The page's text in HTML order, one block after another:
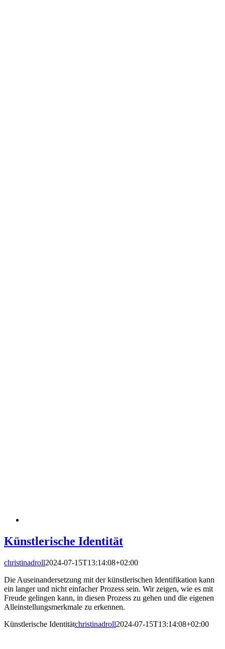
Künstlerische Identität
christinadroll2024-07-15T13:14:08+02:00
Die Auseinandersetzung mit der künstlerischen Identifikation kann
ein langer und nicht einfacher Prozess sein. Wir zeigen, wie es mit
Freude gelingen kann, in diesen Prozess zu gehen und die eigenen
Alleinstellungsmerkmale zu erkennen.
Künstlerische Identitätchristinadroll2024-07-15T13:14:08+02:00